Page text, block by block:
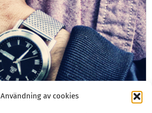
Användning av cookies